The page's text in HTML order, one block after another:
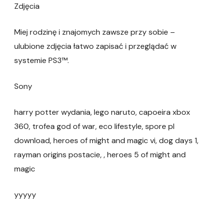
Zdjęcia
Miej rodzinę i znajomych zawsze przy sobie –
ulubione zdjęcia łatwo zapisać i przeglądać w
systemie PS3™.
Sony
harry potter wydania, lego naruto, capoeira xbox
360, trofea god of war, eco lifestyle, spore pl
download, heroes of might and magic vi, dog days 1,
rayman origins postacie, , heroes 5 of might and
magic
yyyyy